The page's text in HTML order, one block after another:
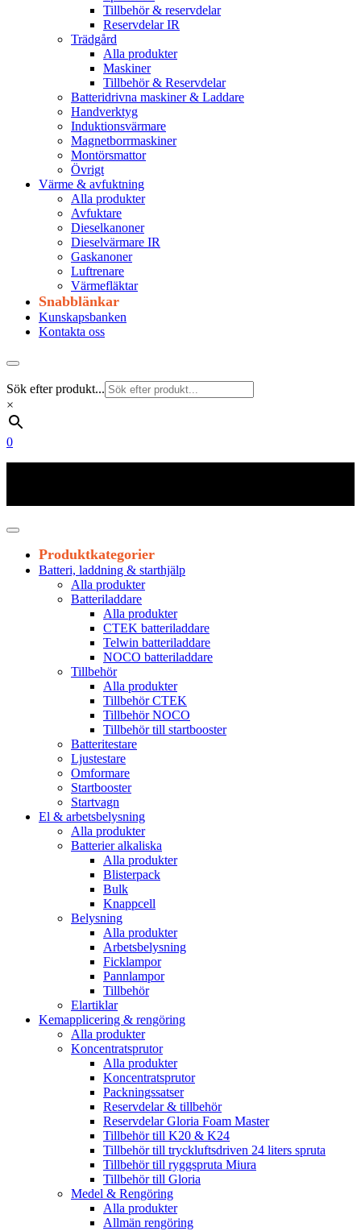
Tillbehör & reservdelar
Reservdelar IR
Trädgård
Alla produkter
Maskiner
Tillbehör & Reservdelar
Batteridrivna maskiner & Laddare
Handverktyg
Induktionsvärmare
Magnetborrmaskiner
Montörsmattor
Övrigt
Värme & avfuktning
Alla produkter
Avfuktare
Dieselkanoner
Dieselvärmare IR
Gaskanoner
Luftrenare
Värmefläktar
Snabblänkar
Kunskapsbanken
Kontakta oss
Sök efter produkt...
×
0
Produktkategorier
Batteri, laddning & starthjälp
Alla produkter
Batteriladdare
Alla produkter
CTEK batteriladdare
Telwin batteriladdare
NOCO batteriladdare
Tillbehör
Alla produkter
Tillbehör CTEK
Tillbehör NOCO
Tillbehör till startbooster
Batteritestare
Ljustestare
Omformare
Startbooster
Startvagn
El & arbetsbelysning
Alla produkter
Batterier alkaliska
Alla produkter
Blisterpack
Bulk
Knappcell
Belysning
Alla produkter
Arbetsbelysning
Ficklampor
Pannlampor
Tillbehör
Elartiklar
Kemapplicering & rengöring
Alla produkter
Koncentratsprutor
Alla produkter
Koncentratsprutor
Packningssatser
Reservdelar & tillbehör
Reservdelar Gloria Foam Master
Tillbehör till K20 & K24
Tillbehör till tryckluftsdriven 24 liters spruta
Tillbehör till ryggspruta Miura
Tillbehör till Gloria
Medel & Rengöring
Alla produkter
Allmän rengöring